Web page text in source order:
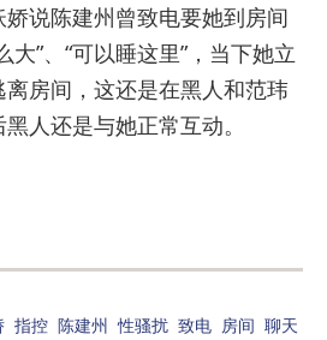
说陈建州曾致电要她到房间
大”、“可以睡这里”，当下她立
房间，这还是在黑人和范玮
人还是与她正常互动。
指控 陈建州 性骚扰 致电 房间 聊天